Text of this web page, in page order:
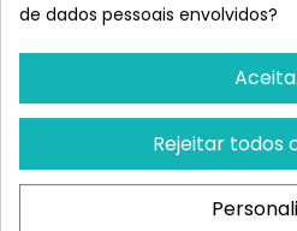
de dados pessoais envolvidos?
Rejeitar todos